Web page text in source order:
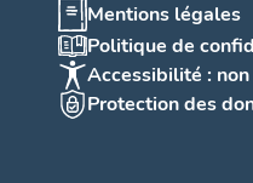
Mentions légales
Politique de
Accessibilité :
Protection des